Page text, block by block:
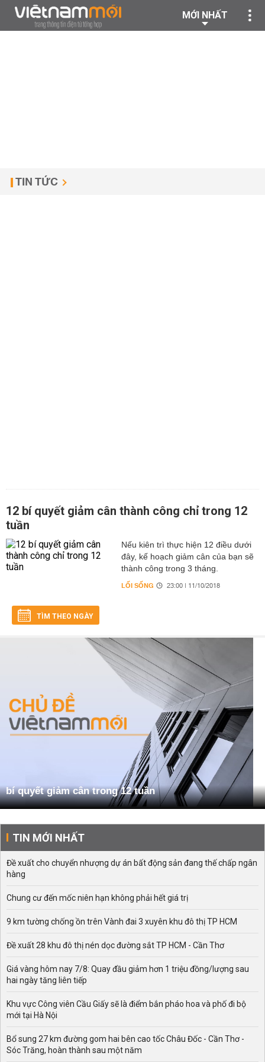
MỚI NHẤT
TIN TỨC
12 bí quyết giảm cân thành công chỉ trong 12
tuần
Nếu kiên trì thực hiện 12 điều dưới
đây, kế hoạch giảm cân của bạn sẽ
thành công trong 3 tháng.
LỐI SỐNG 23:00 | 11/10/2018
TÌM THEO NGÀY
bí quyết giảm cân trong 12 tuần
TIN MỚI NHẤT
Đề xuất cho chuyển nhượng dự án bất động sản đang thế chấp ngân
hàng
Chung cư đến mốc niên hạn không phải hết giá trị
9 km tường chống ồn trên Vành đai 3 xuyên khu đô thị TP HCM
Đề xuất 28 khu đô thị nén dọc đường sắt TP HCM - Cần Thơ
Giá vàng hôm nay 7/8: Quay đầu giảm hơn 1 triệu đồng/lượng sau
hai ngày tăng liên tiếp
Khu vực Công viên Cầu Giấy sẽ là điểm bắn pháo hoa và phố đi bộ
mới tại Hà Nội
Bổ sung 27 km đường gom hai bên cao tốc Châu Đốc - Cần Thơ -
Sóc Trăng, hoàn thành sau một năm